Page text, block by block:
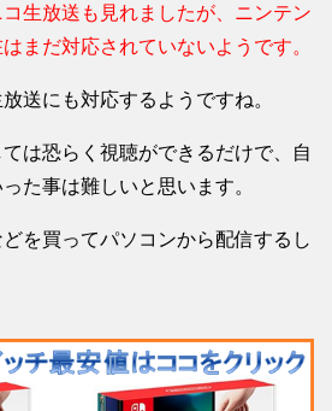
生放送も見れましたが、ニンテン
まだ対応されていないようです。
送にも対応するようですね。
は恐らく視聴ができるだけで、自
た事は難しいと思います。
を買ってパソコンから配信するし